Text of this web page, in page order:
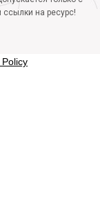
ссылки на ресурс!
Policy